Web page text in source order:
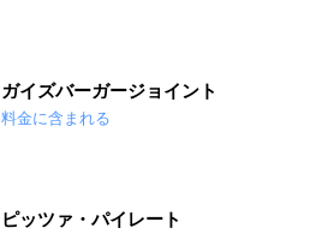
ガイズバーガージョイント
料金に含まれる
ピッツァ・パイレート